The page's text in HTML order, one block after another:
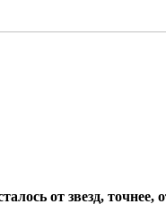
от звезд,